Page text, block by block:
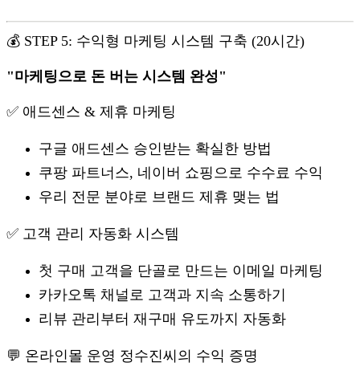
💰 STEP 5: 수익형 마케팅 시스템 구축 (20시간)
"마케팅으로 돈 버는 시스템 완성"
✅ 애드센스 & 제휴 마케팅
구글 애드센스 승인받는 확실한 방법
쿠팡 파트너스, 네이버 쇼핑으로 수수료 수익
우리 전문 분야로 브랜드 제휴 맺는 법
✅ 고객 관리 자동화 시스템
첫 구매 고객을 단골로 만드는 이메일 마케팅
카카오톡 채널로 고객과 지속 소통하기
리뷰 관리부터 재구매 유도까지 자동화
💬 온라인몰 운영 정수진씨의 수익 증명